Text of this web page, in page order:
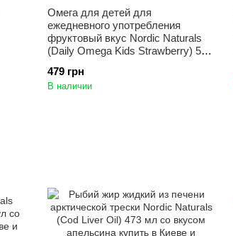
Омега для детей для
ежедневного употребления
фруктовый вкус Nordic Naturals
(Daily Omega Kids Strawberry) 500
479 грн
В наличии